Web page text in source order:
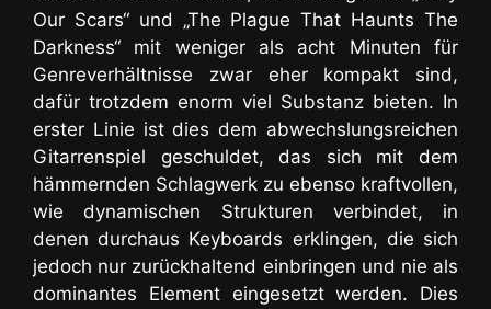
Our Scars“ und „The Plague That Haunts The
Darkness“ mit weniger als acht Minuten für
Genreverhältnisse zwar eher kompakt sind,
dafür trotzdem enorm viel Substanz bieten. In
erster Linie ist dies dem abwechslungsreichen
Gitarrenspiel geschuldet, das sich mit dem
hämmernden Schlagwerk zu ebenso kraftvollen,
wie dynamischen Strukturen verbindet, in
denen durchaus Keyboards erklingen, die sich
jedoch nur zurückhaltend einbringen und nie als
dominantes Element eingesetzt werden. Dies